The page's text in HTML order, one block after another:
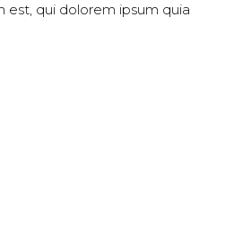
est, qui dolorem ipsum quia